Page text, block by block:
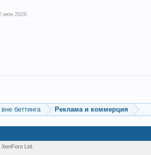
июн 2026
беттинга Реклама и коммерция
Ltd.